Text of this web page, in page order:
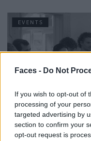
Faces - Do Not
If you wish to opt-out of
processing of your
targeted advertising by
section to confirm your
opt-out request is
EVENTS